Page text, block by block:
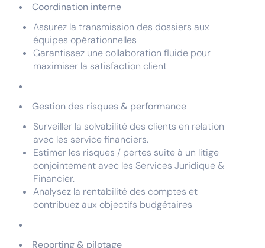
Coordination interne
Assurez la transmission des dossiers aux
équipes opérationnelles
Garantissez une collaboration fluide pour
maximiser la satisfaction client
Gestion des risques & performance
Surveiller la solvabilité des clients en relation
avec les service financiers.
Estimer les risques / pertes suite à un litige
conjointement avec les Services Juridique &
Financier.
Analysez la rentabilité des comptes et
contribuez aux objectifs budgétaires
Reporting & pilotage